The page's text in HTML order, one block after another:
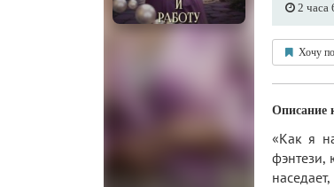
2 часа
Хочу
Описание
«Как я
фэнтези,